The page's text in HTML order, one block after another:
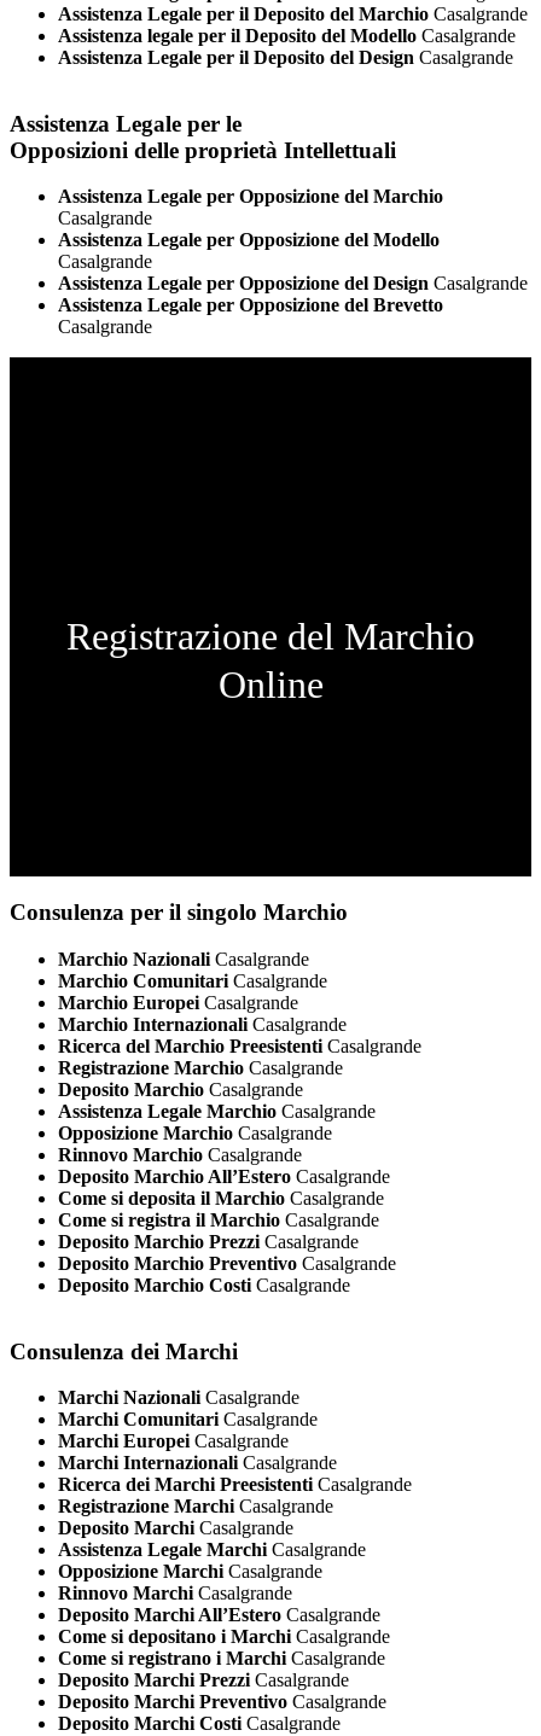
Assistenza Legale per il Deposito del Marchio Casalgrande
Assistenza legale per il Deposito del Modello Casalgrande
Assistenza Legale per il Deposito del Design Casalgrande
Assistenza Legale per le
Opposizioni delle proprietà Intellettuali
Assistenza Legale per Opposizione del Marchio
Casalgrande
Assistenza Legale per Opposizione del Modello
Casalgrande
Assistenza Legale per Opposizione del Design Casalgrande
Assistenza Legale per Opposizione del Brevetto
Casalgrande
Registrazione del Marchio
Online
Consulenza per il singolo Marchio
Marchio Nazionali Casalgrande
Marchio Comunitari Casalgrande
Marchio Europei Casalgrande
Marchio Internazionali Casalgrande
Ricerca del Marchio Preesistenti Casalgrande
Registrazione Marchio Casalgrande
Deposito Marchio Casalgrande
Assistenza Legale Marchio Casalgrande
Opposizione Marchio Casalgrande
Rinnovo Marchio Casalgrande
Deposito Marchio All’Estero Casalgrande
Come si deposita il Marchio Casalgrande
Come si registra il Marchio Casalgrande
Deposito Marchio Prezzi Casalgrande
Deposito Marchio Preventivo Casalgrande
Deposito Marchio Costi Casalgrande
Consulenza dei Marchi
Marchi Nazionali Casalgrande
Marchi Comunitari Casalgrande
Marchi Europei Casalgrande
Marchi Internazionali Casalgrande
Ricerca dei Marchi Preesistenti Casalgrande
Registrazione Marchi Casalgrande
Deposito Marchi Casalgrande
Assistenza Legale Marchi Casalgrande
Opposizione Marchi Casalgrande
Rinnovo Marchi Casalgrande
Deposito Marchi All’Estero Casalgrande
Come si depositano i Marchi Casalgrande
Come si registrano i Marchi Casalgrande
Deposito Marchi Prezzi Casalgrande
Deposito Marchi Preventivo Casalgrande
Deposito Marchi Costi Casalgrande